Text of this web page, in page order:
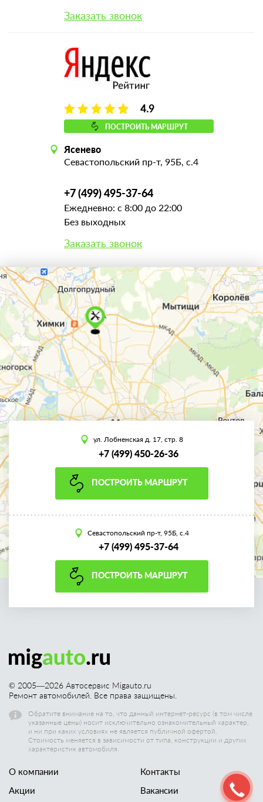
Заказать звонок
4.9
ПОСТРОИТЬ МАРШРУТ
Ясенево
Севастопольский пр-т, 95Б, с.4
+7 (499) 495-37-64
Ежедневно: с 8:00 до 22:00
Без выходных
Заказать звонок
ул. Лобненская д. 17, стр. 8
+7 (499) 450-26-36
ПОСТРОИТЬ МАРШРУТ
Севастопольский пр-т, 95Б, с.4
+7 (499) 495-37-64
ПОСТРОИТЬ МАРШРУТ
© 2005—2026 Автосервис Migauto.ru
Ремонт автомобилей. Все права защищены.
Обратите внимание на то, что данный интернет-ресурс (в том числе
указанные цены) носит исключительно ознакомительный характер,
и ни при каких условиях не является публичной офертой.
Стоимость меняется в зависимости от типа, конструкции и других
характеристик автомобиля.
О компании
Акции
Контакты
Вакансии